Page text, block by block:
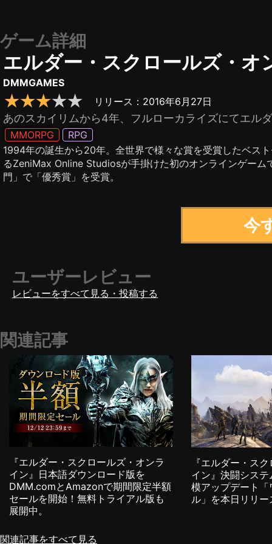
ゲーム詳細
エルダー・スクロールズ・オ
DMMGAMES
★★★★★ リリース：2016年6月27日
あのスカイリムから4年、フルローカライズにてエル
MMORPG
RPG
1994年の誕生から20年。全世界で様々な賞を受賞したベス
るZeniMax Online Studiosが手掛けた初のオンラインゲー
門」で「優秀賞」を受賞。
今
ユーザーレビュー
レビューをすべて見る・投稿する
関連記事
『エルダー・スクロールズ・オンラ
イン』日本語ダウンロード版を
DMM.comとAmazonで期間限定半額
セールを開始！無料トライアル版も
展開中。
『エルダー・ス
イン』決闘シス
模アップデート
ル」を本日リリー
関連記事をすべて見る